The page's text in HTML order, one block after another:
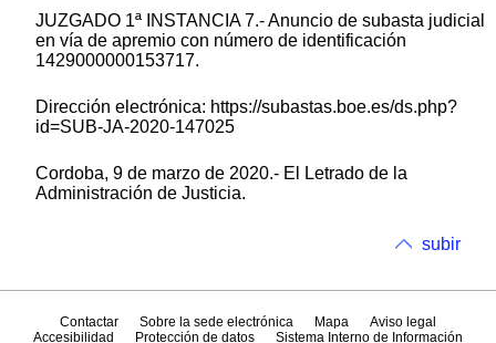
JUZGADO 1ª INSTANCIA 7.- Anuncio de subasta judicial
en vía de apremio con número de identificación
1429000000153717.
Dirección electrónica: https://subastas.boe.es/ds.php?
id=SUB-JA-2020-147025
Cordoba, 9 de marzo de 2020.- El Letrado de la
Administración de Justicia.
subir
Contactar Sobre la sede electrónica Mapa
Aviso legal
Accesibilidad
Protección de datos Sistema Interno de Información